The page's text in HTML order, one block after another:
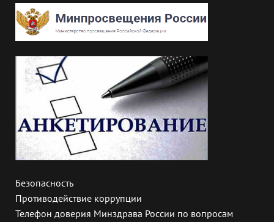
Безопасность
Противодействие коррупции
Телефон доверия Минздрава России по вопросам